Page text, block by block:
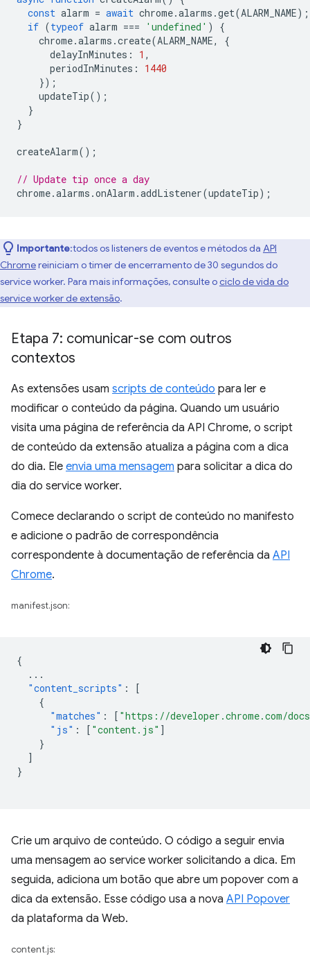
const alarm = await chrome.alarms .get(ALARM_NAME);
if (typeof alarm === 'undefined' )
{
chrome.alarms .create(ALARM_NAME,
{
delayInMinutes : 1 ,
periodInMinutes :
1440
});
updateTip();
}
}
createAlarm();
// Update tip once a day
chrome.alarms .onAlarm .addListener(updateTip);
Importante:todos os listeners de eventos e métodos da API
Chromereiniciam o timer de encerramento de 30 segundos do
service worker. Para mais informações, consulte ociclo de vida do
service worker de extensão.
Etapa 7: comunicar-se com outros
contextos
As extensões usam scripts de conteúdo para ler e
modificar o conteúdo da página. Quando um usuário
visita uma página de referência da API Chrome, o script
de conteúdo da extensão atualiza a página com a dica
do dia. Ele envia uma mensagem para solicitar a dica do
dia do service worker.
Comece declarando o script de conteúdo no manifesto
e adicione o padrão de correspondência
correspondente à documentação de referência da API
Chrome.
manifest.json:
{
...
"content_scripts" :
[
{
"matches" : [ "https://developer.chrome.com/
"js" : [ "content.js" ]
}
]
}
Crie um arquivo de conteúdo. O código a seguir envia
uma mensagem ao service worker solicitando a dica. Em
seguida, adiciona um botão que abre um popover com a
dica da extensão. Esse código usa a nova API Popover
da plataforma da Web.
content.js: